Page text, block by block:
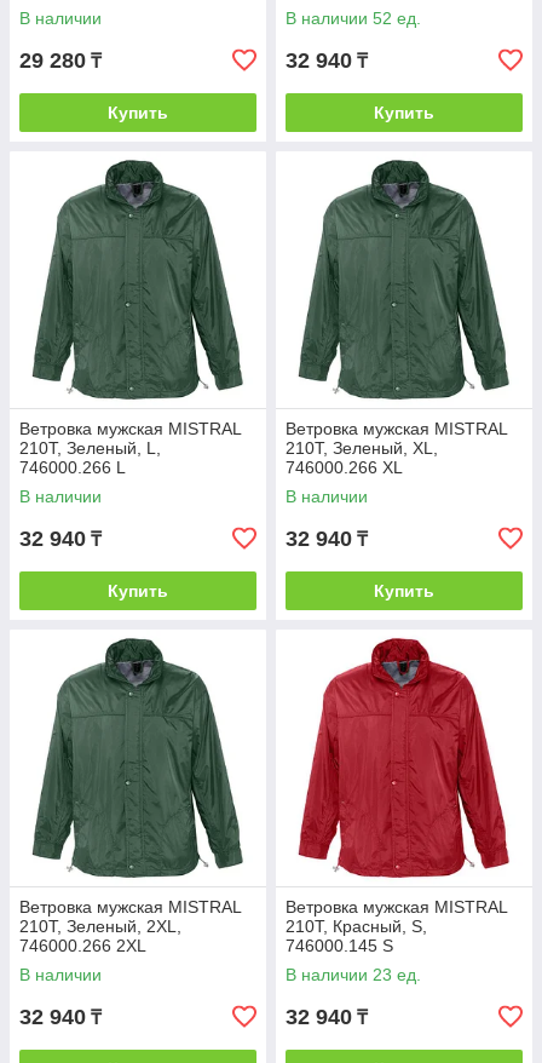
В наличии
29 280 ₸
Купить
В наличии 52 ед.
32 940 ₸
Купить
Ветровка мужская MISTRAL
210T, Зеленый, L,
746000.266 L
В наличии
32 940 ₸
Купить
Ветровка мужская MISTRAL
210T, Зеленый, XL,
746000.266 XL
В наличии
32 940 ₸
Купить
Ветровка мужская MISTRAL
210T, Зеленый, 2XL,
746000.266 2XL
В наличии
32 940 ₸
Ветровка мужская MISTRAL
210T, Красный, S,
746000.145 S
В наличии 23 ед.
32 940 ₸